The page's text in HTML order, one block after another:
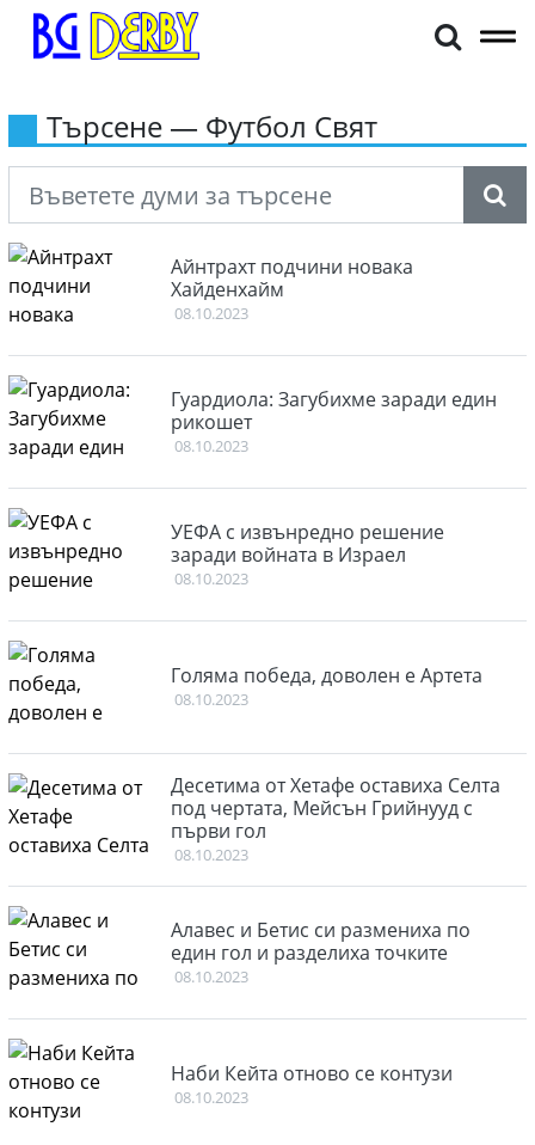
Търсене — Футбол Свят
Айнтрахт подчини новака
Хайденхайм
08.10.2023
Гуардиола: Загубихме заради един
рикошет
08.10.2023
УЕФА с извънредно решение
заради войната в Израел
08.10.2023
Голяма победа, доволен е Артета
08.10.2023
Десетима от Хетафе оставиха Селта
под чертата, Мейсън Грийнууд с
първи гол
08.10.2023
Алавес и Бетис си размениха по
един гол и разделиха точките
08.10.2023
Наби Кейта отново се контузи
08.10.2023